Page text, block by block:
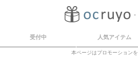
受付中 人気アイテム
本ページはプロモーション